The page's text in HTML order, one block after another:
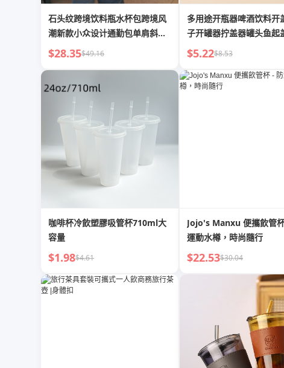
石头纹跨境饮料瓶水杯包跨境风
潮新款小众设计通勤包单肩斜挎
包包
$28.35$49.16
多用途开瓶器啤酒饮料开
子开罐器拧盖器罐头鱼起
$5.22$8.53
咖啡杯冷飲塑膠吸管杯710ml大
容量
$1.98$4.61
Jojo's Manxu 便攜飲管
運動水樽，時尚隨行
$22.53$30.04